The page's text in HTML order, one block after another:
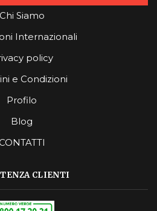
Chi Siamo
Internazionali
policy
e Condizioni
Profilo
Blog
CONTATTI
CLIENTI